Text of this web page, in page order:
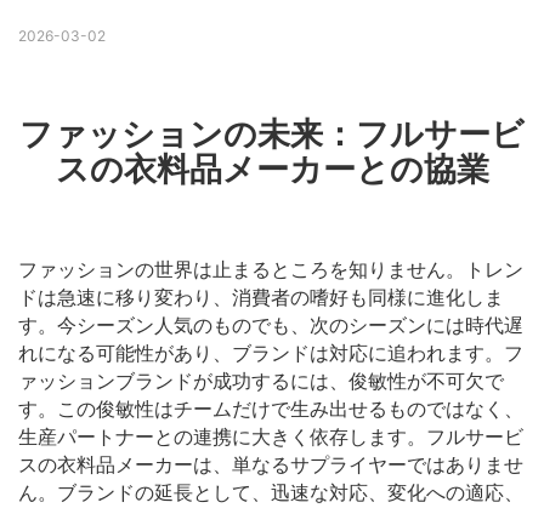
2026-03-02
ファッションの未来：フルサービ
スの衣料品メーカーとの協業
ファッションの世界は止まるところを知りません。トレン
ドは急速に移り変わり、消費者の嗜好も同様に進化しま
す。今シーズン人気のものでも、次のシーズンには時代遅
れになる可能性があり、ブランドは対応に追われます。フ
ァッションブランドが成功するには、俊敏性が不可欠で
す。この俊敏性はチームだけで生み出せるものではなく、
生産パートナーとの連携に大きく依存します。フルサービ
スの衣料品メーカーは、単なるサプライヤーではありませ
ん。ブランドの延長として、迅速な対応、変化への適応、